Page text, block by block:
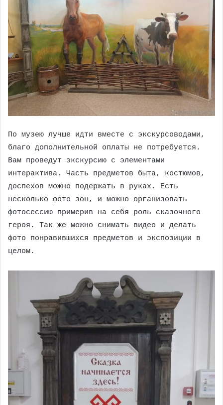
По музею лучше идти вместе с экскурсоводами,
благо дополнительной оплаты не потребуется.
Вам проведут экскурсию с элементами
интерактива. Часть предметов быта, костюмов,
доспехов можно подержать в руках. Есть
несколько фото зон, и можно организовать
фотосессию примерив на себя роль сказочного
героя. Так же можно снимать видео и делать
фото понравившихся предметов и экспозиции в
целом.